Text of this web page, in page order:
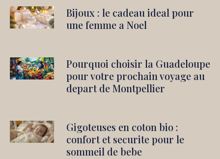
Bijoux : le cadeau ideal pour
une femme a Noel
Pourquoi choisir la Guadeloupe
pour votre prochain voyage au
depart de Montpellier
Gigoteuses en coton bio :
confort et securite pour le
sommeil de bebe